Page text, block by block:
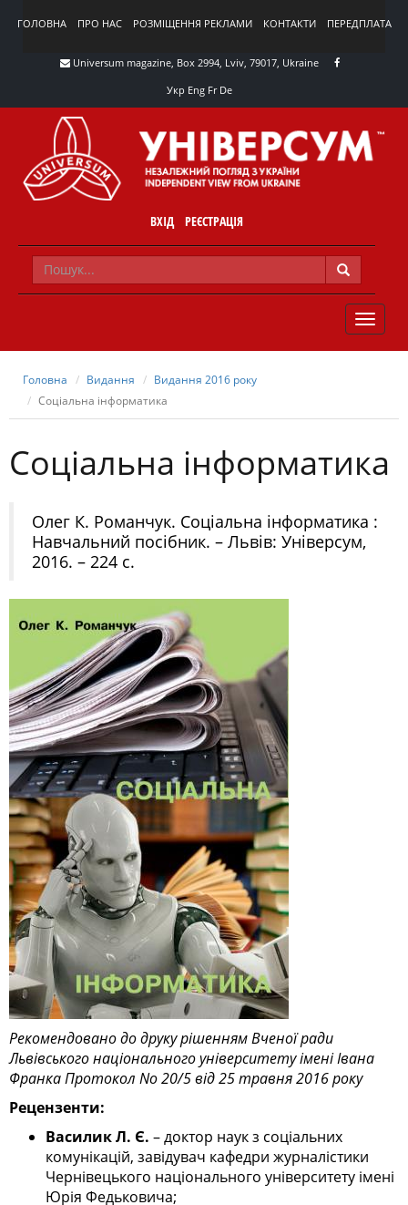
ГОЛОВНА ПРО НАС РОЗМІЩЕННЯ РЕКЛАМИ КОНТАКТИ ПЕРЕДПЛАТА
Universum magazine, Box 2994, Lviv, 79017, Ukraine
Укр Eng Fr De
ВХІД РЕЄСТРАЦІЯ
TOGGLE
Головна Видання
Видання 2016 року
Соціальна інформатика
Соціальна інформатика
Олег К. Романчук. Соціальна інформатика :
Навчальний посібник. – Львів: Універсум,
2016. – 224 с.
Рекомендовано до друку рішенням Вченої ради
Львівського національного університету імені Івана
Франка Протокол No 20/5 від 25 травня 2016 року
Рецензенти:
Василик Л. Є. – доктор наук з соціальних
комунікацій, завідувач кафедри журналістики
Чернівецького національного університету імені
Юрія Федьковича;